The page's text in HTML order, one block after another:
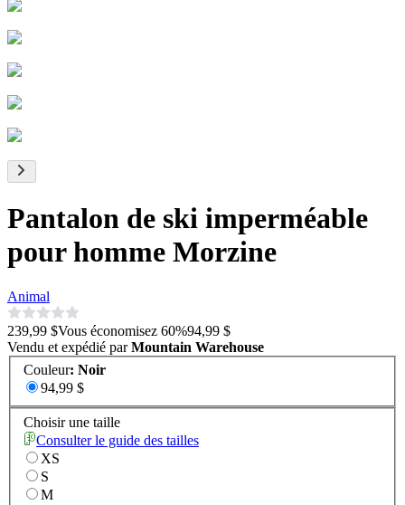
Pantalon de ski imperméable
pour homme Morzine
Animal
239,99 $Vous économisez 60%94,99 $
Vendu et expédié parMountain Warehouse
Couleur: Noir
94,99 $
Choisir une taille
Consulter le guide des tailles
XS
S
M